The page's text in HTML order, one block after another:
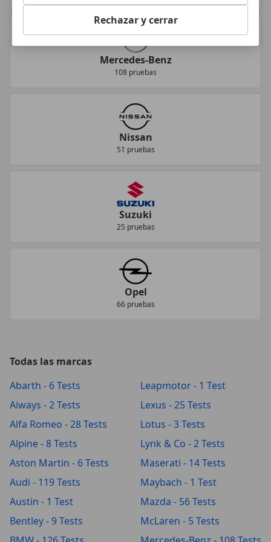
Rechazar y cerrar
Mercedes-Benz
108 pruebas
Nissan
51 pruebas
Suzuki
25 pruebas
Opel
66 pruebas
Todas las marcas
Abarth - 6 Tests
Aiways - 2 Tests
Alfa Romeo - 28 Tests
Alpine - 8 Tests
Aston Martin - 6 Tests
Audi - 119 Tests
Austin - 1 Test
Bentley - 9 Tests
Leapmotor - 1 Test
Lexus - 25 Tests
Lotus - 3 Tests
Lynk & Co - 2 Tests
Maserati - 14 Tests
Maybach - 1 Test
Mazda - 56 Tests
McLaren - 5 Tests